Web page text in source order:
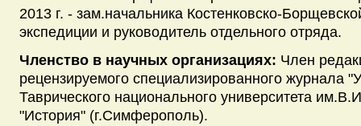
2013 г. - зам.начальника Костенковско-
экспедиции и руководитель отдельного отряда.
Членство в научных организациях: Член
рецензируемого специализированного журнала
Таврического национального университета
"История" (г.Симферополь).